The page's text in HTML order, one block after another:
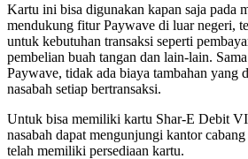
Kartu ini bisa digunakan kapan saja pada
mendukung fitur Paywave di luar negeri,
untuk kebutuhan transaksi seperti
pembelian buah tangan dan lain-lain.
Paywave, tidak ada biaya tambahan yang
nasabah setiap bertransaksi.
Untuk bisa memiliki kartu Shar-E Debit
nasabah dapat mengunjungi kantor
telah memiliki persediaan kartu.